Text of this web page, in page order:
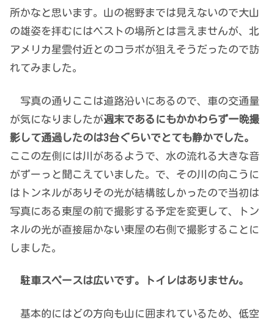
所かなと思います。山の裾野までは見えないので大山
の雄姿を拝むにはベストの場所とは言えませんが、北
アメリカ星雲付近とのコラボが狙えそうだったので訪
れてみました。
写真の通りここは道路沿いにあるので、車の交通量
が気になりましたが週末であるにもかかわらず一晩撮
影して通過したのは3台ぐらいでとても静かでした。
ここの左側には川があるようで、水の流れる大きな音
がずーっと聞こえていました。で、その川の向こうに
はトンネルがありその光が結構眩しかったので当初は
写真にある東屋の前で撮影する予定を変更して、トン
ネルの光が直接届かない東屋の右側で撮影することに
しました。
駐車スペースは広いです。トイレはありません。
基本的にはどの方向も山に囲まれているため、低空